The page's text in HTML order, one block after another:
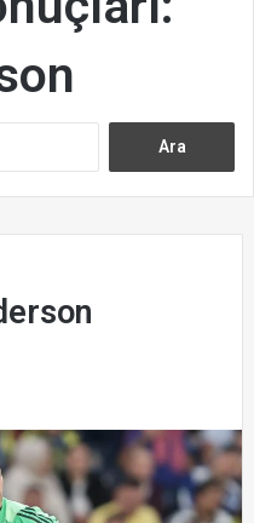
a